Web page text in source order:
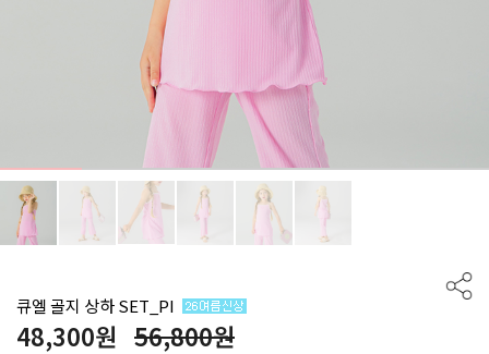
큐엘 골지 상하 SET_PI
48,300원 56,800원